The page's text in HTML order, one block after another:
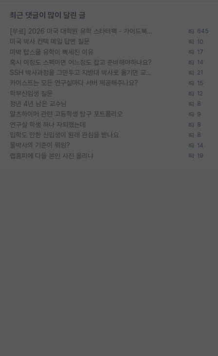
최근 댓글이 많이 달린 글
[무료] 2026 미국 대학원 유학 스타터팩 - 가이드북 & 합격자 컨택메일 템플릿 645
미국 박사 컨택 메일 답변 질문 10
미박 탑스쿨 유학이 빡세진 이유 17
혹시 이정도 스펙이면 어느정도 잡고 준비해야하나요? 14
SSH 박사과정을 그만두고 지방대 박사로 옮기면 교수의 꿈은 끝일까요? 21
카이스트는 모든 연구실마다 서버 제공해주나요? 15
학부신입생 질문 12
정년 4년 남은 교수님 8
알츠하이머 관련 고등학생 탐구 포트폴리오 9
연구실 학생 하나 자퇴했는데 8
입학도 안한 신입생이 원래 관심을 받나요 8
물박사의 기준이 뭐임? 14
랩홈피에 다들 본인 사진 올리냐 19